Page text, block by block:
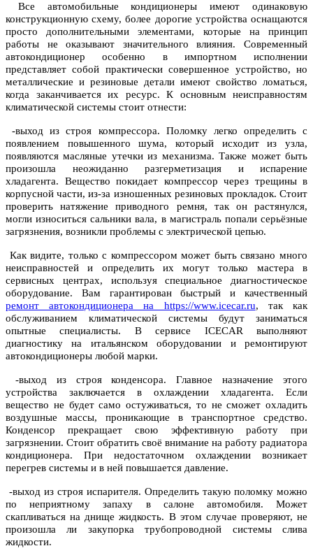
Все автомобильные кондиционеры имеют одинаковую
конструкционную схему, более дорогие устройства оснащаются
просто дополнительными элементами, которые на принцип
работы не оказывают значительного влияния. Современный
автокондиционер особенно в импортном исполнении
представляет собой практически совершенное устройство, но
металлические и резиновые детали имеют свойство ломаться,
когда заканчивается их ресурс. К основным неисправностям
климатической системы стоит отнести:
-выход из строя компрессора. Поломку легко определить с
появлением повышенного шума, который исходит из узла,
появляются масляные утечки из механизма. Также может быть
произошла неожиданно разгерметизация и испарение
хладагента. Вещество покидает компрессор через трещины в
корпусной части, из-за изношенных резиновых прокладок. Стоит
проверить натяжение приводного ремня, так он растянулся,
могли износиться сальники вала, в магистраль попали серьёзные
загрязнения, возникли проблемы с электрической цепью.
Как видите, только с компрессором может быть связано много
неисправностей и определить их могут только мастера в
сервисных центрах, используя специальное диагностическое
оборудование. Вам гарантирован быстрый и качественный
ремонт автокондиционера на https://www.icecar.ru, так как
обслуживанием климатической системы будут заниматься
опытные специалисты. В сервисе ICECAR выполняют
диагностику на итальянском оборудовании и ремонтируют
автокондиционеры любой марки.
-выход из строя конденсора. Главное назначение этого
устройства заключается в охлаждении хладагента. Если
вещество не будет само остуживаться, то не сможет охладить
воздушные массы, проникающие в транспортное средство.
Конденсор прекращает свою эффективную работу при
загрязнении. Стоит обратить своё внимание на работу радиатора
кондиционера. При недостаточном охлаждении возникает
перегрев системы и в ней повышается давление.
-выход из строя испарителя. Определить такую поломку можно
по неприятному запаху в салоне автомобиля. Может
скапливаться на днище жидкость. В этом случае проверяют, не
произошла ли закупорка трубопроводной системы слива
жидкости.